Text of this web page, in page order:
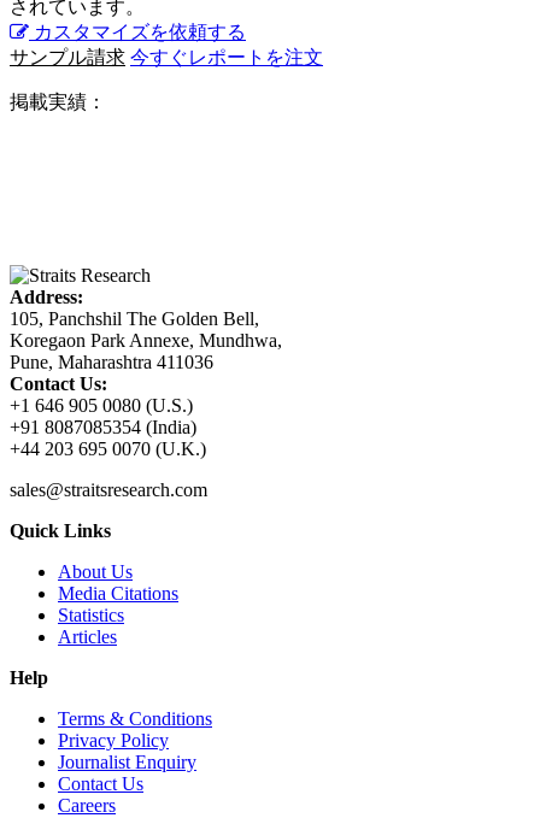
されています。
カスタマイズを依頼する
サンプル請求 今すぐレポートを注文
掲載実績：
Address:
105, Panchshil The Golden Bell,
Koregaon Park Annexe, Mundhwa,
Pune, Maharashtra 411036
Contact Us:
+1 646 905 0080 (U.S.)
+91 8087085354 (India)
+44 203 695 0070 (U.K.)
sales@straitsresearch.com
Quick Links
About Us
Media Citations
Statistics
Articles
Help
Terms & Conditions
Privacy Policy
Journalist Enquiry
Contact Us
Careers